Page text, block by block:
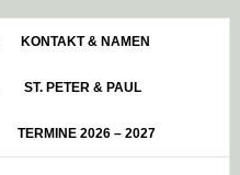
KONTAKT & NAMEN
ST. PETER & PAUL
TERMINE 2026 – 2027